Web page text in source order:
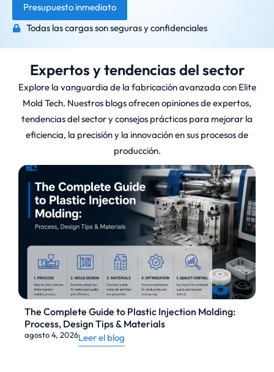
Presupuesto inmediato
Todas las cargas son seguras y confidenciales
Expertos y tendencias del sector
Explore la vanguardia de la fabricación avanzada con Elite
Mold Tech. Nuestros blogs ofrecen opiniones de expertos,
tendencias del sector y consejos prácticos para mejorar la
eficiencia, la precisión y la innovación en sus procesos de
producción.
Marcas auriculares duraderas para ganado: la guía
definitiva sobre la trazabilidad en las explotaciones
agrícolas
11 de junio de 2026Leer el blog